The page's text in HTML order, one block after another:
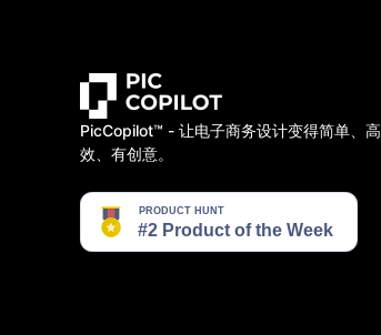
PicCopilot™️ - 让电子商务设计变得简单、高
效、有创意。